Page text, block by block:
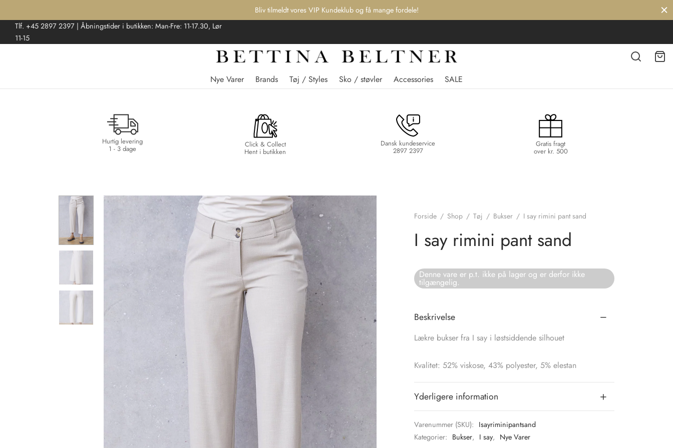
Bliv tilmeldt vores VIP Kundeklub og få mange fordele!
Tlf. +45 2897 2397 | Åbningstider i butikken: Man-Fre: 11-17.30, Lør
11-15
Nye Varer Brands Tøj / Styles Sko / støvler Accessories SALE
Hurtig levering
1 - 3 dage Click & Collect
Hent i butikken
Dansk kundeservice
2897 2397
Gratis fragt
over kr. 500
Forside / Shop / Tøj / Bukser / I say rimini pant sand
I say rimini pant sand
Denne vare er p.t. ikke på lager og er derfor ikke
tilgængelig.
Beskrivelse
Lækre bukser fra I say i løstsiddende silhouet
Kvalitet: 52% viskose, 43% polyester, 5% elestan
Yderligere information
Varenummer (SKU): Isayriminipantsand
Kategorier: Bukser, I say, Nye Varer